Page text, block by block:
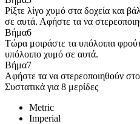
Ρίξτε λίγο χυμό στα δοχεία και
σε αυτά. Αφήστε τα να
Βήμα6
Τώρα μοιράστε τα υπόλοιπα
υπόλοιπο χυμό σε αυτά.
Βήμα7
Αφήστε τα να στερεοποιηθούν
Συστατικά για 8 μερίδες
Metric
Imperial